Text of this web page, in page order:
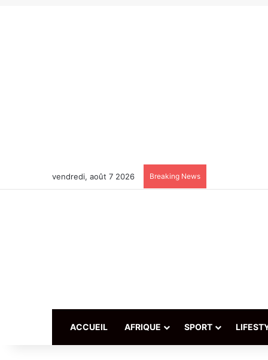
vendredi, août 7 2026 Breaking News
ACCUEIL AFRIQUE SPORT